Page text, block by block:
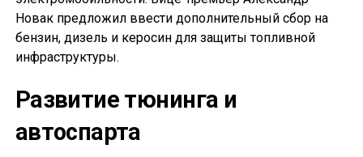
Новак предложил ввести дополнительный сбор на
бензин, дизель и керосин для защиты топливной
инфраструктуры.
Развитие тюнинга и
автоспарта